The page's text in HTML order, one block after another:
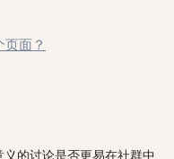
页面？
的讨论是否更易在社群中